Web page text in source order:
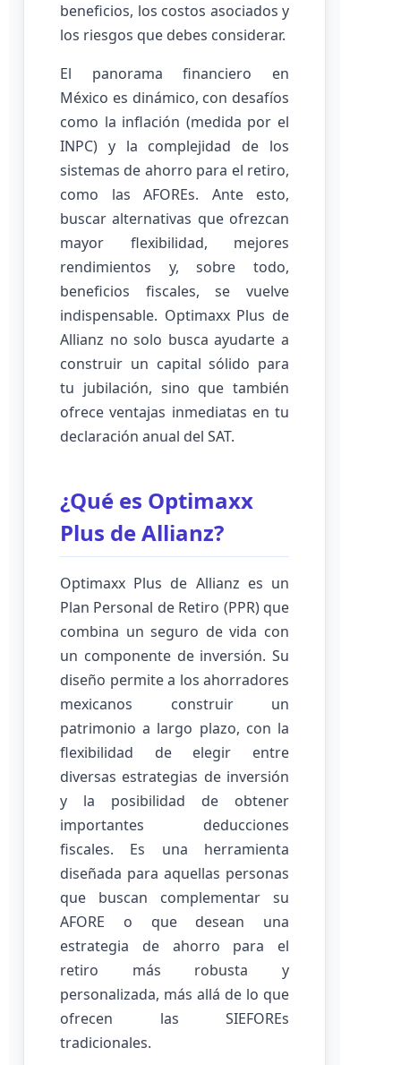
beneficios, los costos asociados y
los riesgos que debes considerar.
El panorama financiero en
México es dinámico, con desafíos
como la inflación (medida por el
INPC) y la complejidad de los
sistemas de ahorro para el retiro,
como las AFOREs. Ante esto,
buscar alternativas que ofrezcan
mayor flexibilidad, mejores
rendimientos y, sobre todo,
beneficios fiscales, se vuelve
indispensable. Optimaxx Plus de
Allianz no solo busca ayudarte a
construir un capital sólido para
tu jubilación, sino que también
ofrece ventajas inmediatas en tu
declaración anual del SAT.
¿Qué es Optimaxx
Plus de Allianz?
Optimaxx Plus de Allianz es un
Plan Personal de Retiro (PPR) que
combina un seguro de vida con
un componente de inversión. Su
diseño permite a los ahorradores
mexicanos construir un
patrimonio a largo plazo, con la
flexibilidad de elegir entre
diversas estrategias de inversión
y la posibilidad de obtener
importantes deducciones
fiscales. Es una herramienta
diseñada para aquellas personas
que buscan complementar su
AFORE o que desean una
estrategia de ahorro para el
retiro más robusta y
personalizada, más allá de lo que
ofrecen las SIEFOREs
tradicionales.